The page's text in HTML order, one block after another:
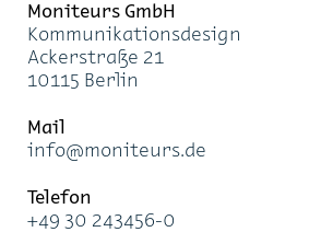
Moni­teurs GmbH
Kom­mu­ni­ka­ti­ons­de­sign
Acker­stra­ße 21
10115 Ber­lin
Mail
info@mo­ni­teurs.de
Te­le­fon
+49 30 243456-0